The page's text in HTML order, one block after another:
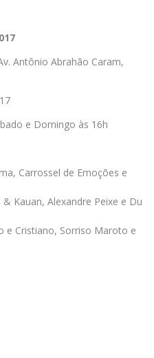
Antônio Abrahão Caram,
e Domingo às 16h
Carrossel de Emoções e
Kauan, Alexandre Peixe e Du
e Cristiano, Sorriso Maroto e